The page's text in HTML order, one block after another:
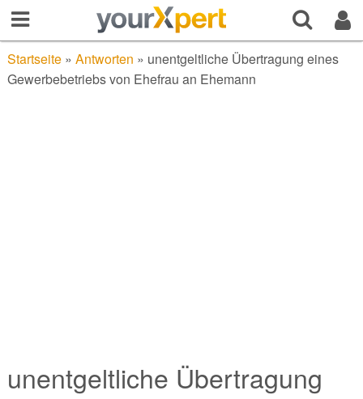
Startseite» Antworten » unentgeltliche Übertragung eines
Gewerbebetriebs von Ehefrau an Ehemann
unentgeltliche Übertragung